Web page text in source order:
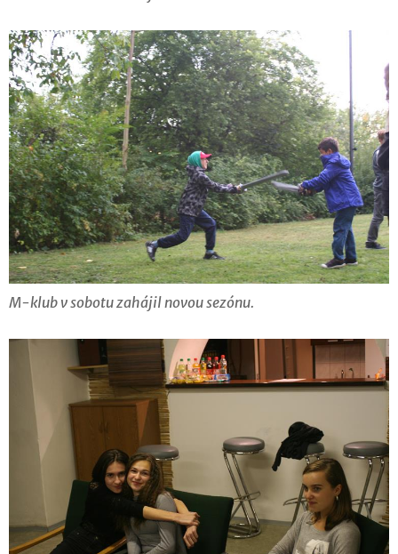
M-klub v sobotu zahájil novou sezónu.